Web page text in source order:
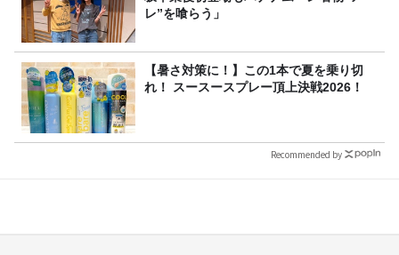
レ”を喰らう」
【暑さ対策に！】この1本で夏を乗り切
れ！ スースースプレー頂上決戦2026！
Recommended by